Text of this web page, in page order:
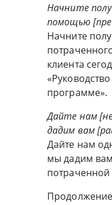
Начните
помощью
Начните
клиента
программе».
Дайте нам
дадим вам
Дайте нам
мы дадим
Продолжение